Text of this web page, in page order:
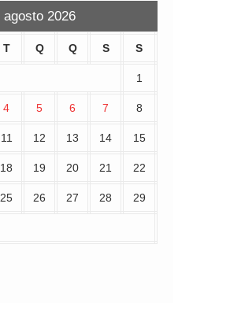
agosto 2026
T Q Q S S
1
4 5 6 7 8
11 12 13 14 15
18 19 20 21 22
25 26 27 28 29